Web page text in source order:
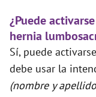
¿Puede
hernia
Sí, puede
debe usar la
(nombre y